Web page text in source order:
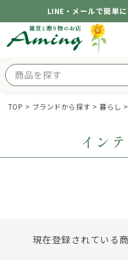
LINE・メールで簡単
TOP ブランドから探す 暮らし
イン
現在登録されている